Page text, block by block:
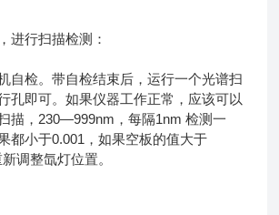
进行扫描检测：
自检。带自检结束后，运行一个光谱扫
孔即可。如果仪器工作正常，应该可以
描，230—999nm，每隔1nm 检测一
都小于0.001，如果空板的值大于
调整氙灯位置。